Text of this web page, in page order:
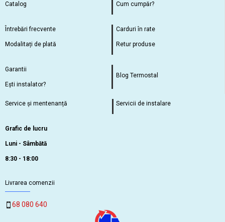
Catalog Cum cumpăr?
Întrebări frecvente
Modalitați de plată
Carduri în rate
Retur produse
Garantii
Ești instalator?
Blog Termostal
Service și mentenanță Servicii de instalare
Grafic de lucru
Luni - Sâmbătă
8:30 - 18:00
Livrarea comenzii
68 080 640